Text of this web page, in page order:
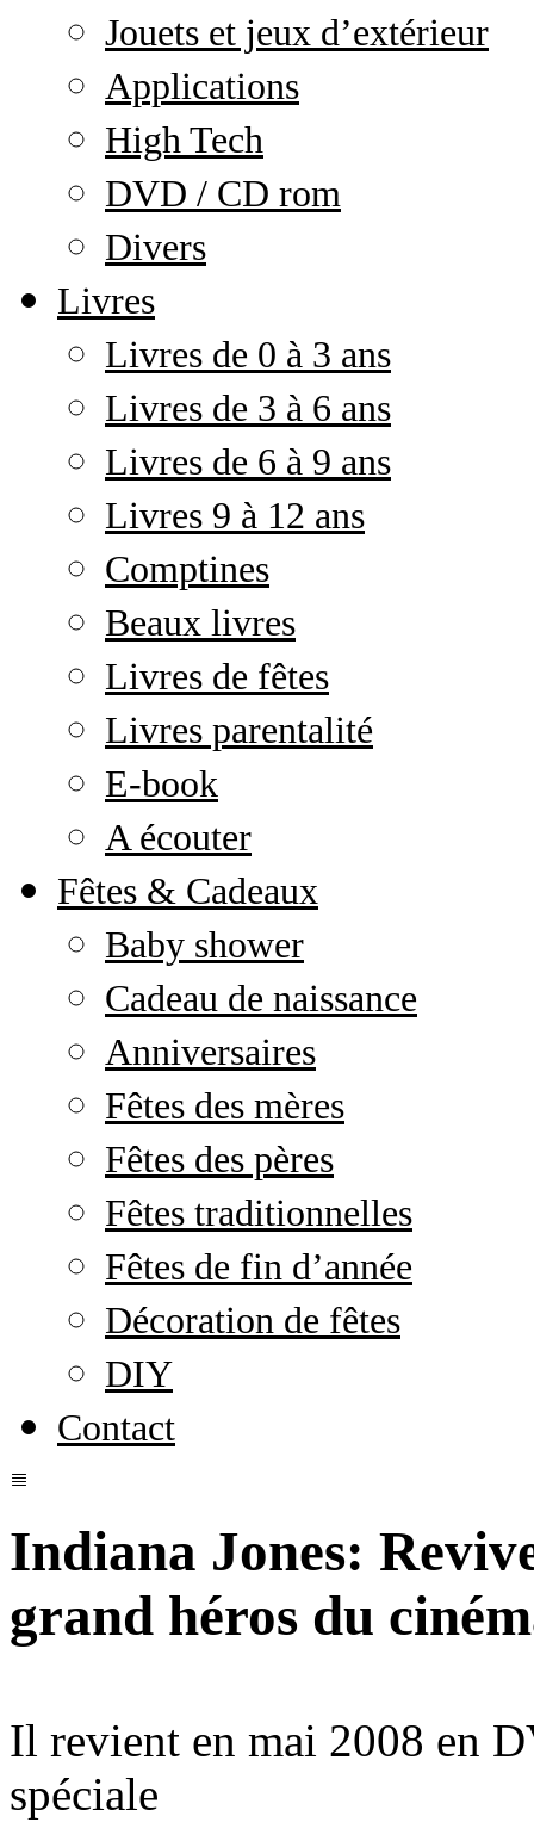
Jouets et jeux d’extérieur
Applications
High Tech
DVD / CD rom
Divers
Livres
Livres de 0 à 3 ans
Livres de 3 à 6 ans
Livres de 6 à 9 ans
Livres 9 à 12 ans
Comptines
Beaux livres
Livres de fêtes
Livres parentalité
E-book
A écouter
Fêtes & Cadeaux
Baby shower
Cadeau de naissance
Anniversaires
Fêtes des mères
Fêtes des pères
Fêtes traditionnelles
Fêtes de fin d’année
Décoration de fêtes
DIY
Contact
Indiana Jones:
grand héros du
Il revient en mai 2008 en
spéciale